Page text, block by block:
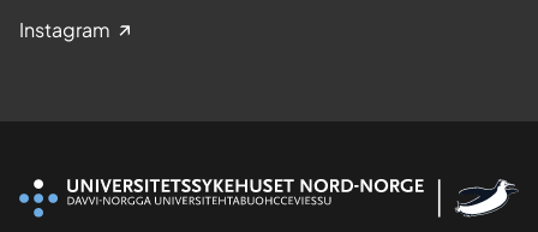
Instagram